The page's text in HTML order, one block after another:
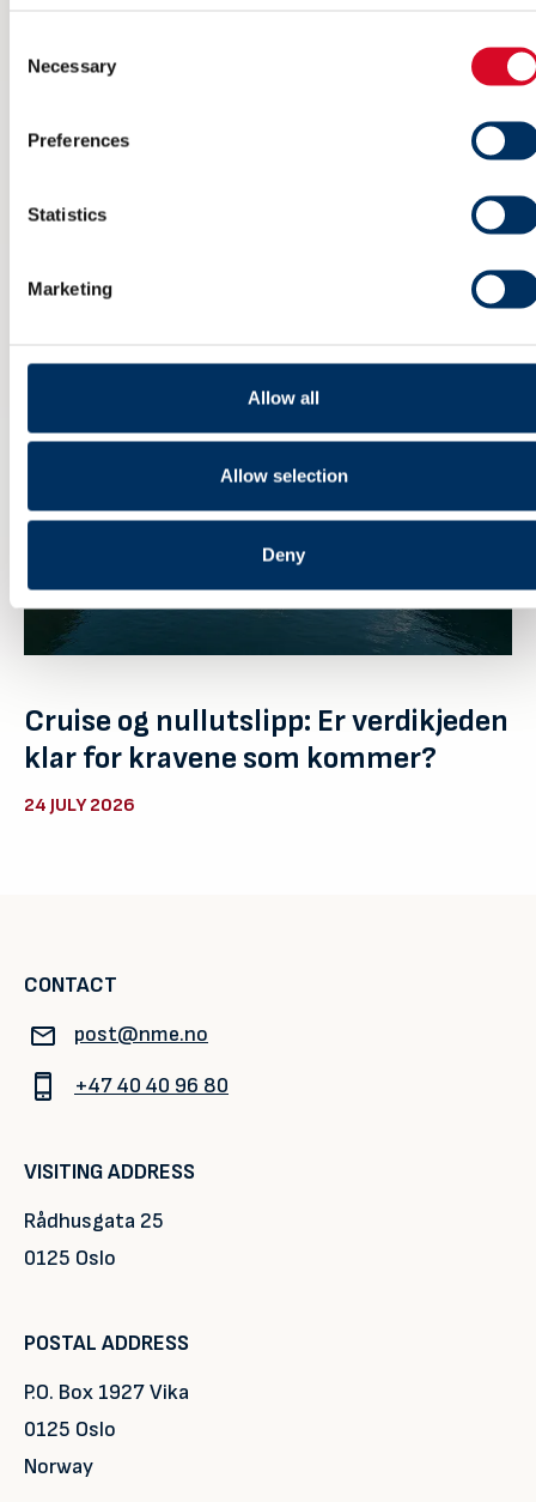
Selection
Necessary
Preferences
Statistics
Marketing
Allow all
Allow selection
Deny
streame arrangementet til NME
Cruise og nullutslipp: Er verdikjeden
klar for kravene som kommer?
24 JULY 2026
CONTACT
post@nme.no
+47 40 40 96 80
VISITING ADDRESS
Rådhusgata 25
0125 Oslo
POSTAL ADDRESS
P.O. Box 1927 Vika
0125 Oslo
Norway